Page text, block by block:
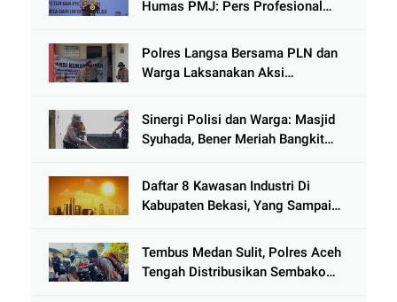
Humas PMJ: Pers Profesional
Hoaks
Polres Langsa Bersama PLN dan
Warga Laksanakan Aksi
Tamiang
Sinergi Polisi dan Warga: Masjid
Syuhada, Bener Meriah Bangkit
Daftar 8 Kawasan Industri Di
Kabupaten Bekasi, Yang Sampai
Tembus Medan Sulit, Polres Aceh
Tengah Distribusikan Sembako